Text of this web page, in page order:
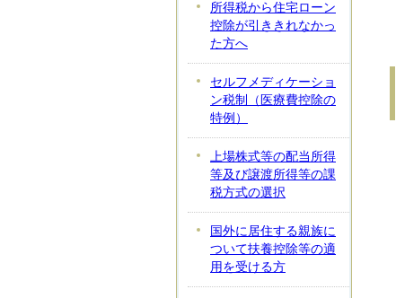
所得税から住宅ローン
控除が引ききれなかっ
た方へ
セルフメディケーショ
ン税制（医療費控除の
特例）
上場株式等の配当所得
等及び譲渡所得等の課
税方式の選択
国外に居住する親族に
ついて扶養控除等の適
用を受ける方